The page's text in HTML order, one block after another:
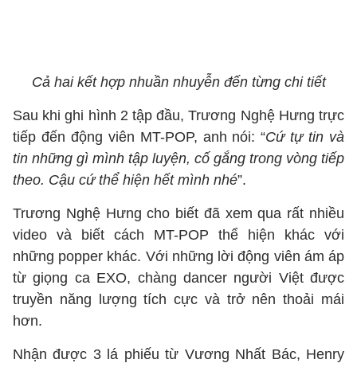
Cả hai kết hợp nhuần nhuyễn đến từng chi tiết
Sau khi ghi hình 2 tập đầu, Trương Nghệ Hưng trực
tiếp đến động viên MT-POP, anh nói: “Cứ tự tin và
tin những gì mình tập luyện, cố gắng trong vòng tiếp
theo. Cậu cứ thể hiện hết mình nhé”.
Trương Nghệ Hưng cho biết đã xem qua rất nhiều
video và biết cách MT-POP thể hiện khác với
những popper khác. Với những lời động viên ám áp
từ giọng ca EXO, chàng dancer người Việt được
truyền năng lượng tích cực và trở nên thoải mái
hơn.
Nhận được 3 lá phiếu từ Vương Nhất Bác, Henry